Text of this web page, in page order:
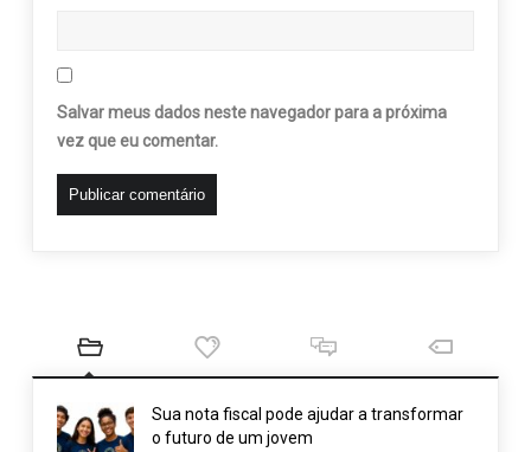
Salvar meus dados neste navegador para a próxima
vez que eu comentar.
Sua nota fiscal pode ajudar a transformar
o futuro de um jovem